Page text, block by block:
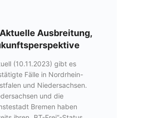
Ausbreitung,
(10.11.2023) gibt es
Fälle in Nordrhein-
und Niedersachsen.
und die
Bremen haben